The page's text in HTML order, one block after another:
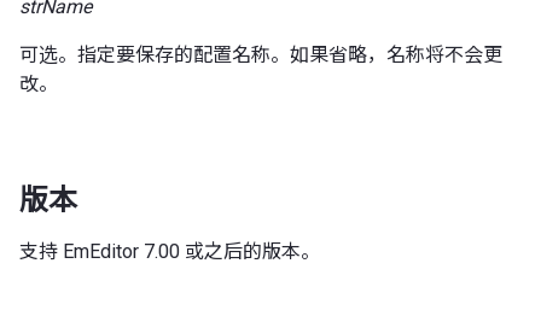
strName
可选。指定要保存的配置名称。如果省略，名称将不会更
改。
版本
支持 EmEditor 7.00 或之后的版本。